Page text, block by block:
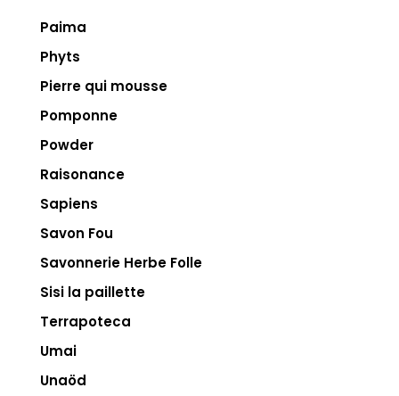
Paima
Phyts
Pierre qui mousse
Pomponne
Powder
Raisonance
Sapiens
Savon Fou
Savonnerie Herbe Folle
Sisi la paillette
Terrapoteca
Umai
Unaöd